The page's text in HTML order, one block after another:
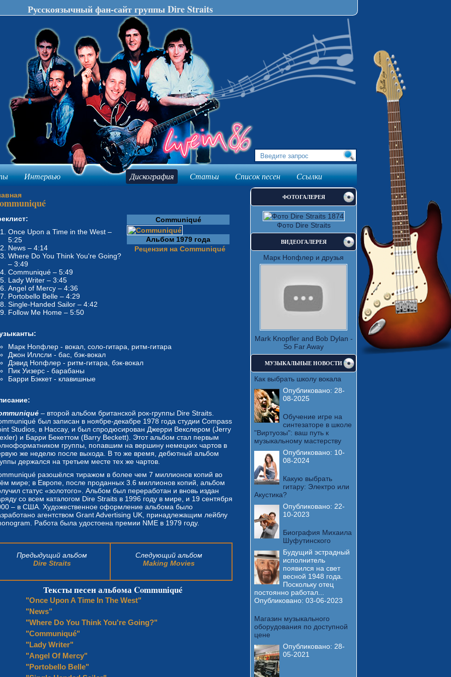
Интервью Дискография Статьи Список песен
Ссылки
Русскоязычный фан-сайт группы Dire Straits
Communiqué
Альбом 1979 года
Рецензия на Communiqué
Once Upon a Time in the West –
5:25
News – 4:14
Where Do You Think You're Going?
– 3:49
Communiqué – 5:49
Lady Writer – 3:45
Angel of Mercy – 4:36
Portobello Belle – 4:29
Single-Handed Sailor – 4:42
Follow Me Home – 5:50
Марк Нопфлер - вокал, соло-гитара, ритм-гитара
Джон Иллсли - бас, бэк-вокал
Дэвид Нопфлер - ритм-гитара, бэк-вокал
Пик Уизерс - барабаны
Барри Бэккет - клавишные
– второй альбом британской рок-группы Dire Straits.
был записан в ноябре-декабре 1978 года студии Compass
Studios, в Нассау, и был спродюсирован Джерри Векслером (Jerry
и Барри Бекеттом (Barry Beckett). Этот альбом стал первым
группы, попавшим на вершину немецких чартов в
же неделю после выхода. В то же время, дебютный альбом
держался на третьем месте тех же чартов.
разошёлся тиражом в более чем 7 миллионов копий во
мире; в Европе, после проданных 3.6 миллионов копий, альбом
статус «золотого». Альбом был переработан и вновь издан
со всем каталогом Dire Straits в 1996 году в мире, и 19 сентября
– в США. Художественное оформление альбома было
агентством Grant Advertising UK, принадлежащим лейблу
Работа была удостоена премии NME в 1979 году.
Предыдущий альбом
Dire Straits
Следующий альбом
Making Movies
Тексты песен альбома Communiqué
"Once Upon A Time In The West"
"News"
"Where Do You Think You're Going?"
"Communiqué"
"Lady Writer"
"Angel Of Mercy"
"Portobello Belle"
ФОТОГАЛЕРЕЯ
Фото Dire Straits
ВИДЕОГАЛЕРЕЯ
Марк Нопфлер и друзья
Mark Knopfler and Bob Dylan -
So Far Away
МУЗЫКАЛЬНЫЕ НОВОСТИ
Как выбрать школу вокала
Опубликовано: 28-
08-2025
Обучение игре на
синтезаторе в школе
"Виртуозы": ваш путь к
музыкальному мастерству
Опубликовано: 10-
08-2024
Какую выбрать
гитару: Электро или
Акустика?
Опубликовано: 22-
10-2023
Биография Михаила
Шуфутинского
Будущий эстрадный
исполнитель
появился на свет
весной 1948 года.
Поскольку отец
постоянно работал...
Опубликовано: 03-06-2023
Магазин музыкального
оборудования по доступной
цене
Опубликовано: 28-
05-2021